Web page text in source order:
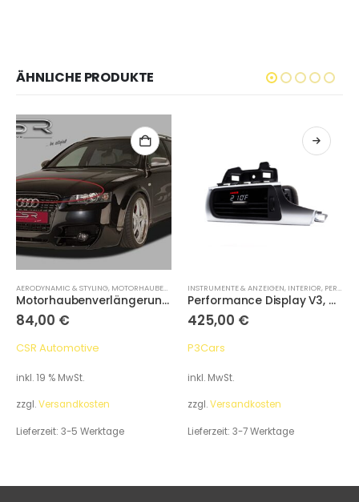
ÄHNLICHE PRODUKTE
AERODYNAMIC & STYLING, MOTORHAUBENVERLÄNGERUNG
Motorhaubenverlängerung, Audi A4 B6
84,00 €
CSR Automotive
inkl. 19 % MwSt.
zzgl.Versandkosten
Lieferzeit: 3-5 Werktage
INSTRUMENTE & ANZEIGEN, INTERIOR, PERFORMANCE DISPLAYS
Performance Display V3, Audi A7 / S7 / RS7 2012-2018
425,00 €
P3Cars
inkl. MwSt.
zzgl.Versandkosten
Lieferzeit: 3-7 Werktage